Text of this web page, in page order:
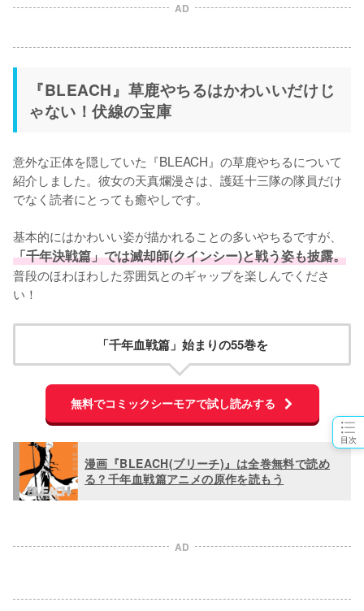
目次
AD
『BLEACH』草鹿やちるはかわいいだけじ
ゃない！伏線の宝庫
意外な正体を隠していた『BLEACH』の草鹿やちるについて
紹介しました。彼女の天真爛漫さは、護廷十三隊の隊員だけ
でなく読者にとっても癒やしです。
基本的にはかわいい姿が描かれることの多いやちるですが、
「千年決戦篇」では滅却師(クインシー)と戦う姿も披露。
普段のほわほわした雰囲気とのギャップを楽しんでくださ
い！
「千年血戦篇」始まりの55巻を
無料でコミックシーモアで試し読みする
漫画『BLEACH(ブリーチ)』は全巻無料で読め
る？千年血戦篇アニメの原作を読もう
AD